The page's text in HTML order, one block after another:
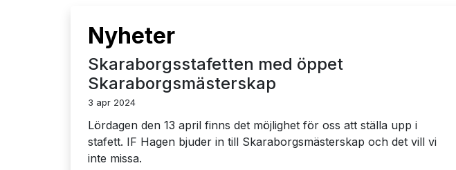
Nyheter
Skaraborgsstafetten med öppet
Skaraborgsmästerskap
3 apr 2024
Lördagen den 13 april finns det möjlighet för oss att ställa upp i
stafett. IF Hagen bjuder in till Skaraborgsmästerskap och det vill vi
inte missa.